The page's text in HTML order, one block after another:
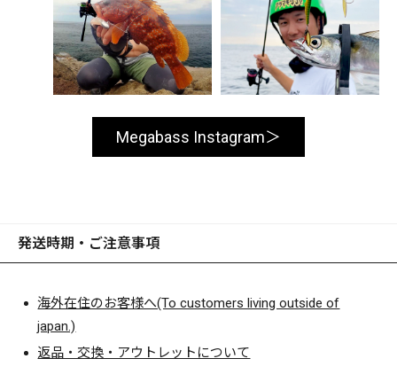
Megabass Instagram
発送時期・ご注意事項
海外在住のお客様へ(To customers living outside of
japan.)
返品・交換・アウトレットについて